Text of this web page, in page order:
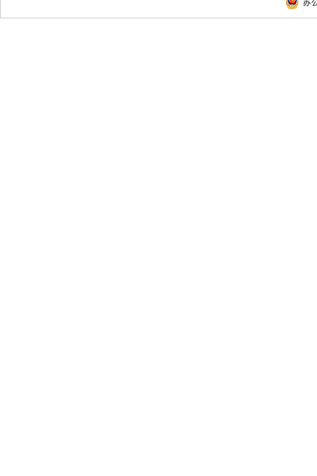
苏